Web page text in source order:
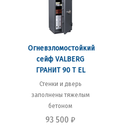
Огневзломостойкий
сейф VALBERG
ГРАНИТ 90 Т EL
Стенки и дверь
заполнены тяжелым
бетоном
93 500 ₽